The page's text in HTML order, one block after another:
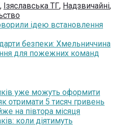
, Ізяславська ТГ, Надзвичайні,
ідею встановлення
безпеки: Хмельниччина
для пожежних команд
уже можуть оформити
отримати 5 тисяч гривень
на півтора місяця
коли діятимуть